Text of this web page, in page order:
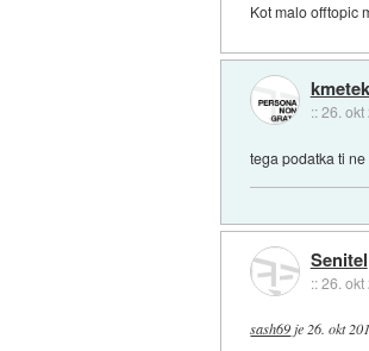
Kot malo offtopic
kmetek
::26. okt
tega podatka ti
Senitel
::26. okt
sash69 je 26. okt